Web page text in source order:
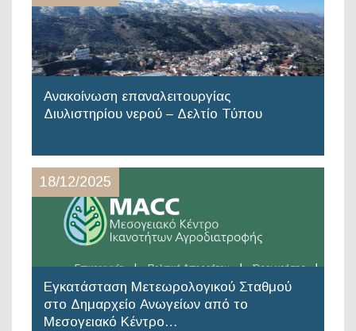
Ανακοίνωση επαναλειτουργίας
Διυλιστηρίου νερού – Δελτίο Τύπου
18/12/2025
Εγκατάσταση Μετεωρολογικού Σταθμού
στο Δημαρχείο Ανωγείων από το
Μεσογειακό Κέντρο…